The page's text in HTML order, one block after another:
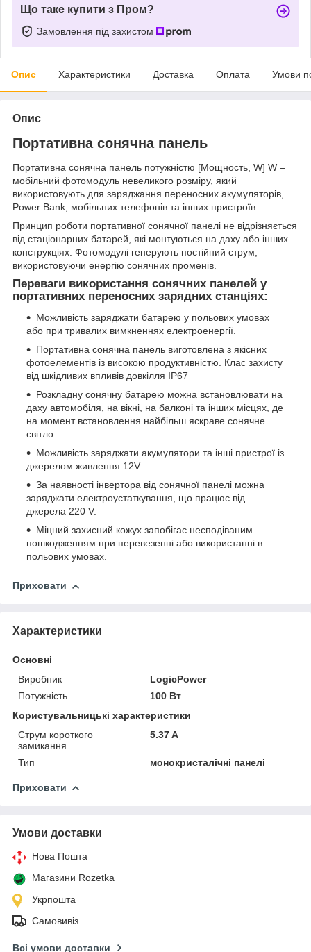
Що таке купити з Пром?
Замовлення під захистом
Опис Характеристики Доставка Оплата Умови
Опис
Портативна сонячна панель
Портативна сонячна панель потужністю [Мощность, W] W –
мобільний фотомодуль невеликого розміру, який
використовують для заряджання переносних акумуляторів,
Power Bank, мобільних телефонів та інших пристроїв.
Принцип роботи портативної сонячної панелі не відрізняється
від стаціонарних батарей, які монтуються на даху або інших
конструкціях. Фотомодулі генерують постійний струм,
використовуючи енергію сонячних променів.
Переваги використання сонячних панелей у
портативних переносних зарядних станціях:
Можливість заряджати батарею у польових умовах
або при тривалих вимкненнях електроенергії.
Портативна сонячна панель виготовлена з якісних
фотоелементів із високою продуктивністю. Клас захисту
від шкідливих впливів довкілля IP67
Розкладну сонячну батарею можна встановлювати на
даху автомобіля, на вікні, на балконі та інших місцях, де
на момент встановлення найбільш яскраве сонячне
світло.
Можливість заряджати акумулятори та інші пристрої із
джерелом живлення 12V.
За наявності інвертора від сонячної панелі можна
заряджати електроустаткування, що працює від
джерела 220 V.
Міцний захисний кожух запобігає несподіваним
пошкодженням при перевезенні або використанні в
польових умовах.
Приховати
Характеристики
Основні
Виробник
LogicPower
Потужність
100 Вт
Користувальницькі характеристики
Струм короткого
замикання
5.37 A
Тип монокристалічні панелі
Приховати
Умови доставки
Нова Пошта
Магазини Rozetka
Укрпошта
Самовивіз
Всі умови доставки